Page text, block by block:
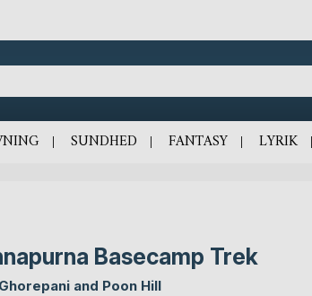
SUNDHED FANTASY LYRIK
Basecamp Trek
and Poon Hill